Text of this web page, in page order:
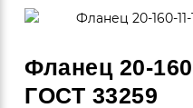
Фланец 20-
ГОСТ 33259